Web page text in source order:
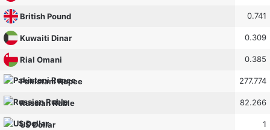
British Pound 0.741
Kuwaiti Dinar 0.309
Rial Omani 0.385
Pakistani Rupee 277.774
Russian Ruble 82.266
US Dollar 1